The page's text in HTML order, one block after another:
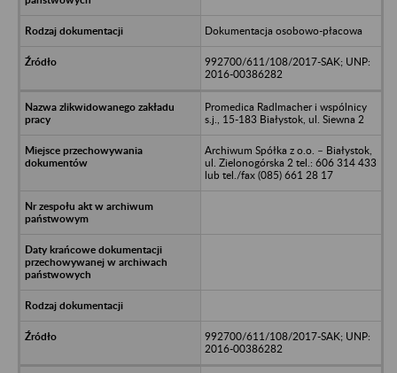
Dokumentacja osobowo-płacowa
992700/611/108/2017-SAK; UNP:
2016-00386282
Promedica Radlmacher i wspólnicy
s.j., 15-183 Białystok, ul. Siewna 2
Archiwum Spółka z o.o. – Białystok,
ul. Zielonogórska 2 tel.: 606 314 433
lub tel./fax (085) 661 28 17
992700/611/108/2017-SAK; UNP:
2016-00386282